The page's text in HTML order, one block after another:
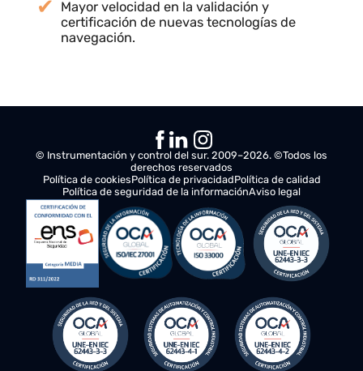
operativos respecto a pruebas en mar.
Comparación precisa de nuevos dispositivos
Reducción de riesgos al eliminar la necesidad
Mayor velocidad en la validación y
certificación de nuevas tecnologías de
navegación.
© Instrumentación y control del sur. 2009–2026. ©Todos los
derechos reservados
Política de cookies
Política de privacidadPolítica de calidad
Política de seguridad de la informaciónAviso legal